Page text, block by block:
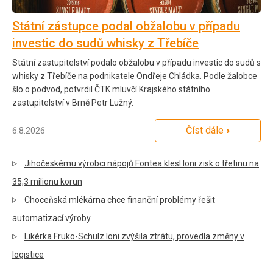
Státní zástupce podal obžalobu v případu
investic do sudů whisky z Třebíče
Státní zastupitelství podalo obžalobu v případu investic do sudů s
whisky z Třebíče na podnikatele Ondřeje Chládka. Podle žalobce
šlo o podvod, potvrdil ČTK mluvčí Krajského státního
zastupitelství v Brně Petr Lužný.
6.8.2026 Číst dále
Jihočeskému výrobci nápojů Fontea klesl loni zisk o třetinu na
35,3 milionu korun
Choceňská mlékárna chce finanční problémy řešit
automatizací výroby
Likérka Fruko-Schulz loni zvýšila ztrátu, provedla změny v
logistice